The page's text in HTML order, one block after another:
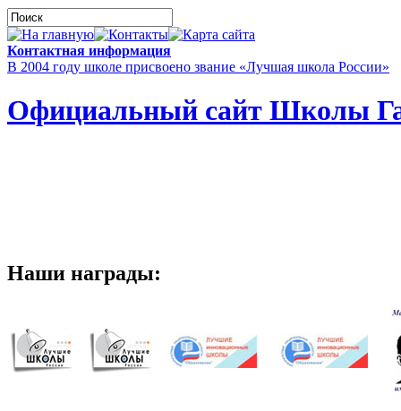
Контактная информация
В 2004 году школе присвоено звание «Лучшая школа России»
Официальный сайт Школы
Наши награды: